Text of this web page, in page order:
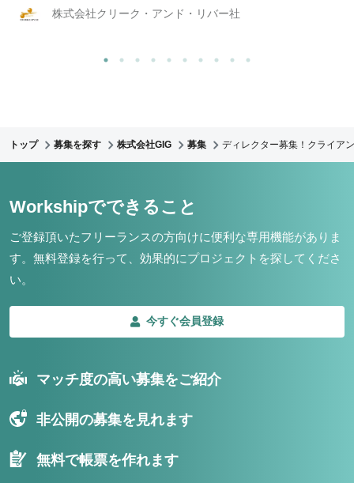
株式会社クリーク・アンド・リバー社
トップ 募集を探す 株式会社GIG 募集 ディレクター募集！クライア
Workshipでできること
ご登録頂いたフリーランスの方向けに便利な専用機能がありま
す。 無料登録を行って、効果的にプロジェクトを探してくださ
い。
今すぐ会員登録
マッチ度の高い募集をご紹介
非公開の募集を見れます
無料で帳票を作れます